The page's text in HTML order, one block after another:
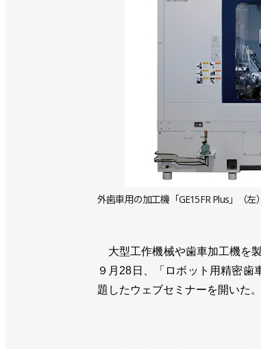
外歯車用の加工機「GE15FR Plus」（左
大型工作機械や歯車加工機を
９月28日、「ロボット用精密
題したウェブセミナーを開いた。